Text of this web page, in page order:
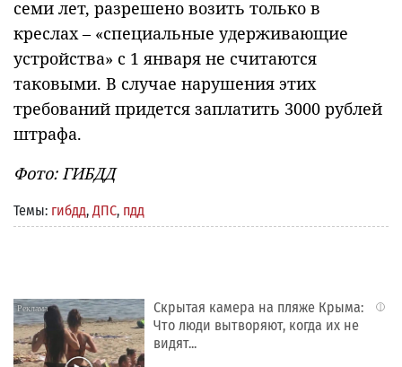
семи лет, разрешено возить только в
креслах – «специальные удерживающие
устройства» с 1 января не считаются
таковыми. В случае нарушения этих
требований придется заплатить 3000 рублей
штрафа.
Фото: ГИБДД
Темы: гибдд, ДПС, пдд
i
Скрытая камера на пляже Крыма:
Что люди вытворяют, когда их не
видят...